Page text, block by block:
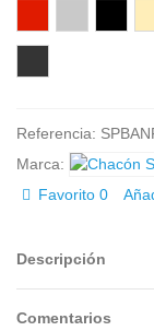
Referencia:
Marca:
Favorito 0
Descripción
Comentarios